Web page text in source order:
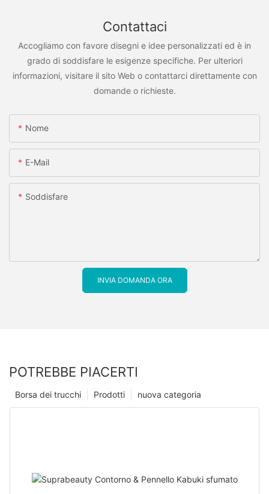
Contattaci
Accogliamo con favore disegni e idee personalizzati ed è in
grado di soddisfare le esigenze specifiche. Per ulteriori
informazioni, visitare il sito Web o contattarci direttamente con
domande o richieste.
Nome
E-Mail
Soddisfare
INVIA DOMANDA ORA
POTREBBE PIACERTI
nuova categoria
Prodotti
Borsa dei trucchi